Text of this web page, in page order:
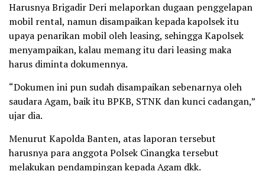
Harusnya Brigadir Deri melaporkan dugaan penggelapan
mobil rental, namun disampaikan kepada kapolsek itu
upaya penarikan mobil oleh leasing, sehingga Kapolsek
menyampaikan, kalau memang itu dari leasing maka
harus diminta dokumennya.
“Dokumen ini pun sudah disampaikan sebenarnya oleh
saudara Agam, baik itu BPKB, STNK dan kunci cadangan,”
ujar dia.
Menurut Kapolda Banten, atas laporan tersebut
harusnya para anggota Polsek Cinangka tersebut
melakukan pendampingan kepada Agam dkk.